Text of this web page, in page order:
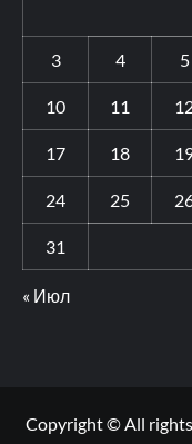
3 4 5
10 11
17 18
24 25
31
« Июл
Copyright © All